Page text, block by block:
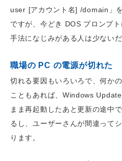
user [アカウント名] /domain」
ですが、今どき DOS プロンプ
手法になじみがある人は少ない
職場の PC の電源が切れた
切れる要因もいろいろで、何か
こともあれば、Windows
まま再起動したあと更新の途中
るし、ユーザーさんが間違って
ります。